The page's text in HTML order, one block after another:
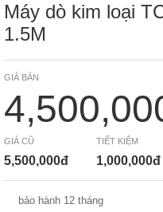
Máy dò kim loại
1.5M
GIÁ BÁN
GIÁ CŨ
5,500,000đ
TIẾT KIỆM
1,000,000đ
bảo hành 12 tháng